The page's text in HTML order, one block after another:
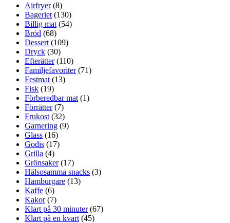
Airfryer(8)
Bageriet (130)
Billig mat (54)
Bröd (68)
Dessert (109)
Dryck (30)
Efterätter(110)
Familjefavoriter(71)
Festmat (13)
Fisk (19)
Förberedbar mat (1)
Förrätter(7)
Frukost (32)
Garnering (9)
Glass (16)
Godis (17)
Grilla (4)
Grönsaker(17)
Hälsosamma snacks (3)
Hamburgare (13)
Kaffe (6)
Kakor(7)
Klart på 30 minuter(67)
Klart på en kvart (45)